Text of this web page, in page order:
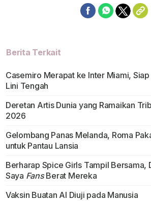
Berita Terkait
Casemiro Merapat ke Inter Miami,
Lini Tengah
Deretan Artis Dunia yang Ramaikan
2026
Gelombang Panas Melanda, Roma
untuk Pantau Lansia
Berharap Spice Girls Tampil Bersama,
Saya FansBerat Mereka
Vaksin Buatan Al Diuji pada Manusia